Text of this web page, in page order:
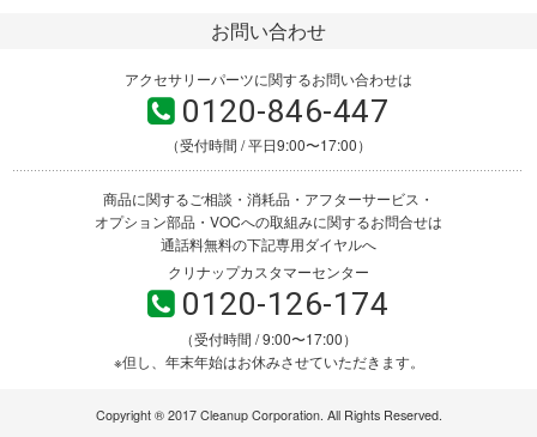
お問い合わせ
アクセサリーパーツに関するお問い合わせは
0120-846-447
（受付時間 / 平日9:00〜17:00）
商品に関するご相談・消耗品・アフターサービス・
オプション部品・VOCへの取組みに関するお問合せは
通話料無料の下記専用ダイヤルへ
クリナップカスタマーセンター
0120-126-174
（受付時間 / 9:00〜17:00）
※但し、年末年始はお休みさせていただきます。
Copyright ® 2017 Cleanup Corporation. All Rights Reserved.